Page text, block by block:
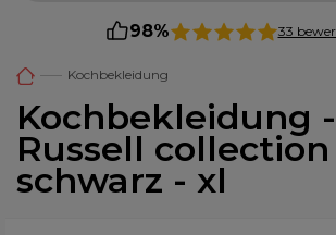
98% 33
Kochbekleidung
Kochbekleidung -
Russell collection
schwarz - xl